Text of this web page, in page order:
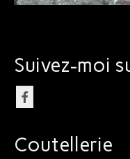
Suivez-moi
Coutellerie